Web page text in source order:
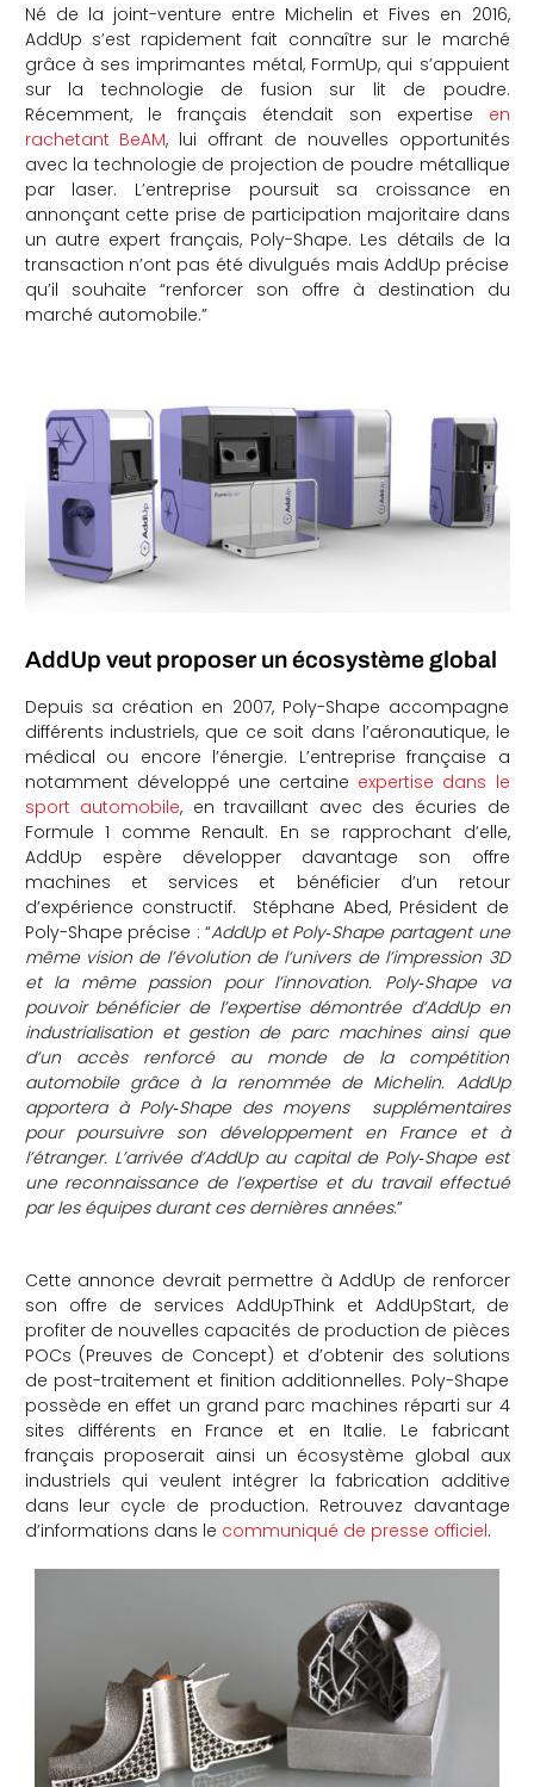
Né de la joint-venture entre Michelin et Fives en 2016,
AddUp s’est rapidement fait connaître sur le marché
grâce à ses imprimantes métal, FormUp, qui s’appuient
sur la technologie de fusion sur lit de poudre.
Récemment, le français étendait son expertise en
rachetant BeAM, lui offrant de nouvelles opportunités
avec la technologie de projection de poudre métallique
par laser. L’entreprise poursuit sa croissance en
annonçant cette prise de participation majoritaire dans
un autre expert français, Poly-Shape. Les détails de la
transaction n’ont pas été divulgués mais AddUp précise
qu’il souhaite “renforcer son offre à destination du
marché automobile.”
AddUp veut proposer un écosystème global
Depuis sa création en 2007, Poly-Shape accompagne
différents industriels, que ce soit dans l’aéronautique, le
médical ou encore l’énergie. L’entreprise française a
notamment développé une certaine expertise dans le
sport automobile, en travaillant avec des écuries de
Formule 1 comme Renault. En se rapprochant d’elle,
AddUp espère développer davantage son offre
machines et services et bénéficier d’un retour
d’expérience constructif. Stéphane Abed, Président de
Poly-Shape précise : “AddUp et Poly‐Shape partagent une
même vision de l’évolution de l’univers de l’impression 3D
et la même passion pour l’innovation. Poly‐Shape va
pouvoir bénéficier de l’expertise démontrée d’AddUp en
industrialisation et gestion de parc machines ainsi que
d’un accès renforcé au monde de la compétition
automobile grâce à la renommée de Michelin. AddUp
apportera à Poly‐Shape des moyens supplémentaires
pour poursuivre son développement en France et à
l’étranger. L’arrivée d’AddUp au capital de Poly‐Shape est
une reconnaissance de l’expertise et du travail effectué
par les équipes durant ces dernières années.”
Cette annonce devrait permettre à AddUp de renforcer
son offre de services AddUpThink et AddUpStart, de
profiter de nouvelles capacités de production de pièces
POCs (Preuves de Concept) et d’obtenir des solutions
de post-traitement et finition additionnelles. Poly-Shape
possède en effet un grand parc machines réparti sur 4
sites différents en France et en Italie. Le fabricant
français proposerait ainsi un écosystème global aux
industriels qui veulent intégrer la fabrication additive
dans leur cycle de production. Retrouvez davantage
d’informations dans le communiqué de presse officiel.